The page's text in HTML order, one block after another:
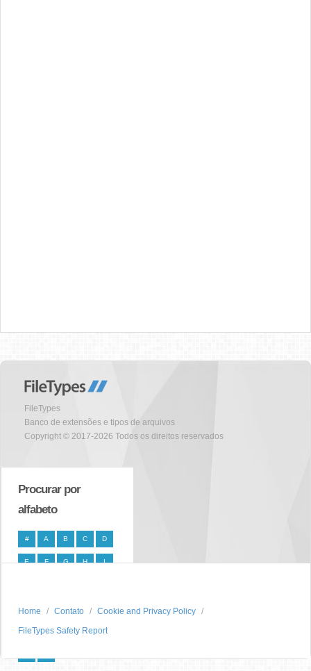
FileTypes
Banco de extensões e tipos de arquivos
Copyright © 2017-2026 Todos os direitos reservados
Procurar por
alfabeto
# A B C D
E F G H I
P S
T U V W X
Home Contato
Cookie and Privacy Policy
FileTypes Safety Report